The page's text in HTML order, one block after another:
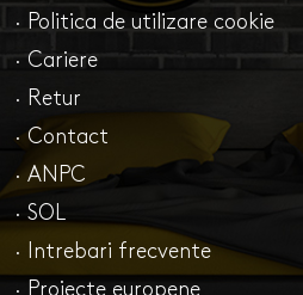
· Politica de utilizare cookie
· Cariere
· Retur
· Contact
· ANPC
· SOL
· Intrebari frecvente
· Proiecte europene